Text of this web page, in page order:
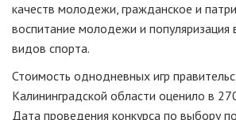
качеств молодежи, гражданское и
воспитание молодежи и
видов спорта.
Стоимость однодневных игр
Калининградской области оценило в
Дата проведения конкурса по выбору